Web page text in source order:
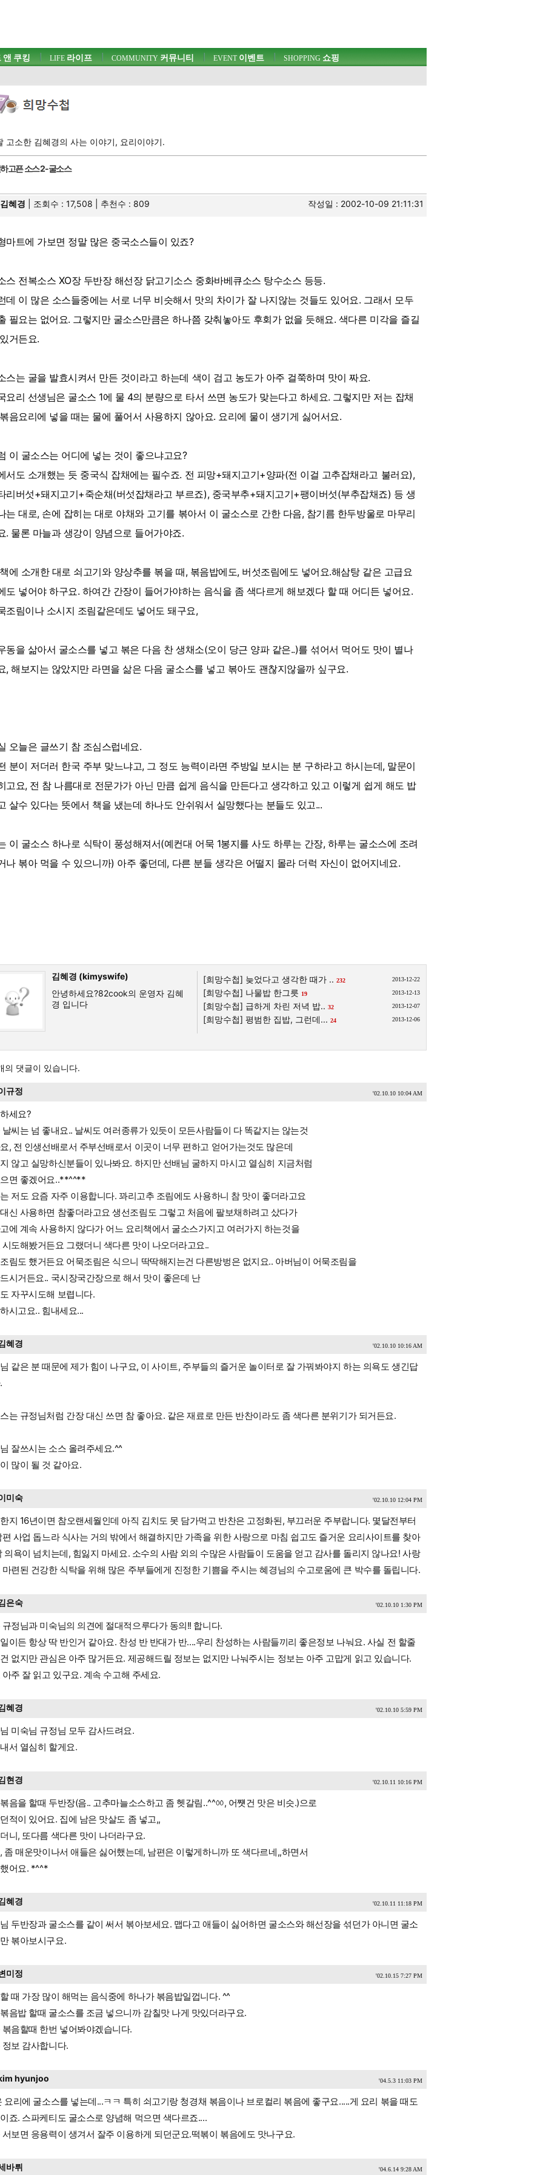
앤 쿠킹 LIFE 라이프 COMMUNITY 커뮤니티 EVENT이벤트 SHOPPING 쇼핑
고소한 김혜경의 사는 이야기, 요리이야기.
고픈 소스 2-굴소스
김혜경 | 조회수 : 17,508 | 추천수 : 809 작성일 : 2002-10-09 21:11:31
마트에 가보면 정말 많은 중국소스들이 있죠?
스 전복소스 XO장 두반장 해선장 닭고기소스 중화바베큐소스 탕수소스 등등.
데 이 많은 소스들중에는 서로 너무 비슷해서 맛의 차이가 잘 나지않는 것들도 있어요. 그래서 모두
필요는 없어요. 그렇지만 굴소스만큼은 하나쯤 갖춰놓아도 후회가 없을 듯해요. 색다른 미각을 즐길
거든요.
스는 굴을 발효시켜서 만든 것이라고 하는데 색이 검고 농도가 아주 걸쭉하며 맛이 짜요.
요리 선생님은 굴소스 1에 물 4의 분량으로 타서 쓰면 농도가 맞는다고 하세요. 그렇지만 저는 잡채
음요리에 넣을 때는 물에 풀어서 사용하지 않아요. 요리에 물이 생기게 싫어서요.
이 굴소스는 어디에 넣는 것이 좋으냐고요?
서도 소개했는 듯 중국식 잡채에는 필수죠. 전 피망+돼지고기+양파(전 이걸 고추잡채라고 불러요),
리버섯+돼지고기+죽순채(버섯잡채라고 부르죠), 중국부추+돼지고기+팽이버섯(부추잡채죠) 등 생
는 대로, 손에 잡히는 대로 야채와 고기를 볶아서 이 굴소스로 간한 다음, 참기름 한두방울로 마무리
. 물론 마늘과 생강이 양념으로 들어가야죠.
에 소개한 대로 쇠고기와 양상추를 볶을 때, 볶음밥에도, 버섯조림에도 넣어요.해삼탕 같은 고급요
도 넣어야 하구요. 하여간 간장이 들어가야하는 음식을 좀 색다르게 해보겠다 할 때 어디든 넣어요.
조림이나 소시지 조림같은데도 넣어도 돼구요,
동을 삶아서 굴소스를 넣고 볶은 다음 찬 생채소(오이 당근 양파 같은..)를 섞어서 먹어도 맛이 별나
, 해보지는 않았지만 라면을 삶은 다음 굴소스를 넣고 볶아도 괜찮지않을까 싶구요.
오늘은 글쓰기 참 조심스럽네요.
분이 저더러 한국 주부 맞느냐고, 그 정도 능력이라면 주방일 보시는 분 구하라고 하시는데, 말문이
고요, 전 참 나름대로 전문가가 아닌 만큼 쉽게 음식을 만든다고 생각하고 있고 이렇게 쉽게 해도 밥
살수 있다는 뜻에서 책을 냈는데 하나도 안쉬워서 실망했다는 분들도 있고...
이 굴소스 하나로 식탁이 풍성해져서(예컨대 어묵 1봉지를 사도 하루는 간장, 하루는 굴소스에 조려
나 볶아 먹을 수 있으니까) 아주 좋던데, 다른 분들 생각은 어떨지 몰라 더럭 자신이 없어지네요.
김혜경 (kimyswife)
안녕하세요?82cook의 운영자 김혜
경 입니다
[희망수첩] 늦었다고 생각한 때가 .. 232 2013-12-22
[희망수첩] 나물밥 한그릇 19 2013-12-13
[희망수첩] 급하게 차린 저녁 밥.. 32 2013-12-07
[희망수첩] 평범한 집밥, 그런데... 24 2013-12-06
의 댓글이 있습니다.
규정 '02.10.10 10:04 AM
세요?
날씨는 넘 좋내요.. 날씨도 여러종류가 있듯이 모든사람들이 다 똑같지는 않는것
, 전 인생선배로서 주부선배로서 이곳이 너무 편하고 얻어가는것도 많은데
않고 실망하신분들이 있나봐요. 하지만 선배님 굴하지 마시고 열심히 지금처럼
면 좋겠어요..**^^**
저도 요즘 자주 이용합니다. 꽈리고추 조림에도 사용하니 참 맛이 좋더라고요
신 사용하면 참좋더라고요 생선조림도 그렇고 처음에 팔보채하려고 샀다가
에 계속 사용하지 않다가 어느 요리책에서 굴소스가지고 여러가지 하는것을
시도해봤거든요 그랬더니 색다른 맛이 나오더라고요..
림도 했거든요 어묵조림은 식으니 딱딱해지는건 다른방벙은 없지요.. 아버님이 어묵조림을
시거든요.. 국시장국간장으로 해서 맛이 좋은데 난
자꾸시도해 보렵니다.
시고요.. 힘내세요...
혜경 '02.10.10 10:16 AM
같은 분 때문에 제가 힘이 나구요, 이 사이트, 주부들의 즐거운 놀이터로 잘 가꿔봐야지 하는 의욕도 생긴답
는 규정님처럼 간장 대신 쓰면 참 좋아요. 같은 재료로 만든 반찬이라도 좀 색다른 분위기가 되거든요.
잘쓰시는 소스 올려주세요.^^
많이 될 것 같아요.
미숙 '02.10.10 12:04 PM
지 16년이면 참오랜세월인데 아직 김치도 못 담가먹고 반찬은 고정화된, 부끄러운 주부랍니다. 몇달전부터
편 사업 돕느라 식사는 거의 밖에서 해결하지만 가족을 위한 사랑으로 마침 쉽고도 즐거운 요리사이트를 찾아
의욕이 넘치는데, 힘잃지 마세요. 소수의 사람 외의 수많은 사람들이 도움을 얻고 감사를 돌리지 않나요! 사랑
마련된 건강한 식탁을 위해 많은 주부들에게 진정한 기쁨을 주시는 혜경님의 수고로움에 큰 박수를 돌립니다.
은숙 '02.10.10 1:30 PM
규정님과 미숙님의 의견에 절대적으루다가 동의!! 합니다.
이든 항상 딱 반인거 같아요. 찬성 반 반대가 반....우리 찬성하는 사람들끼리 좋은정보 나눠요. 사실 전 할줄
없지만 관심은 아주 많거든요. 제공해드릴 정보는 없지만 나눠주시는 정보는 아주 고맙게 읽고 있습니다.
아주 잘 읽고 있구요. 계속 수고해 주세요.
혜경 '02.10.10 5:59 PM
미숙님 규정님 모두 감사드려요.
서 열심히 할게요.
현경 '02.10.11 10:16 PM
음을 할때 두반장(음.. 고추마늘소스하고 좀 헷갈림..^^ㆀ, 어쩃건 맛은 비슷.)으로
적이 있어요. 집에 남은 맛살도 좀 넣고,,
니, 또다름 색다른 맛이 나더라구요.
좀 매운맛이나서 애들은 싫어했는데, 남편은 이렇게하니까 또 색다르네,,하면서
어요. *^^*
혜경 '02.10.11 11:18 PM
두반장과 굴소스를 같이 써서 볶아보세요. 맵다고 애들이 싫어하면 굴소스와 해선장을 섞던가 아니면 굴소
볶아보시구요.
미정 '02.10.15 7:27 PM
때 가장 많이 해먹는 음식중에 하나가 볶음밥일껍니다. ^^
음밥 할때 굴소스를 조금 넣으니까 감칠맛 나게 맛있더라구요.
볶음할때 한번 넣어봐야겠습니다.
정보 감사합니다.
hyunjoo '04.5.3 11:03 PM
요리에 굴소스를 넣는데...ㅋㅋ 특히 쇠고기랑 청경채 볶음이나 브로컬리 볶음에 좋구요.....게 요리 볶을 때도
죠. 스파케티도 굴소스로 양념해 먹으면 색다르죠....
서보면 응용력이 생겨서 잘주 이용하게 되던군요.떡볶이 볶음에도 맛나구요.
바뤼 '04.6.14 9:28 AM